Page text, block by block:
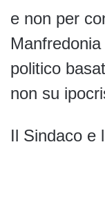
e non per
politico
non su
Il Sindaco e